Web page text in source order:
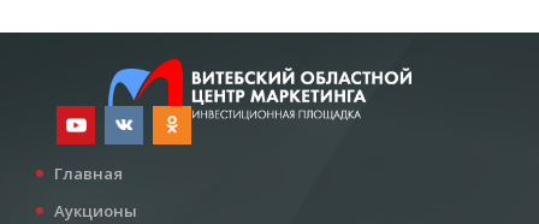
Главная
Аукционы